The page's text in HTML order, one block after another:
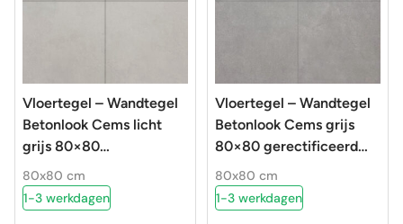
Vloertegel – Wandtegel
Betonlook Cems licht
grijs 80×80
gerectificeerd R10
80x80 cm
1-3 werkdagen
Vloertegel – Wandtegel
Betonlook Cems grijs
80×80 gerectificeerd
R10
80x80 cm
1-3 werkdagen